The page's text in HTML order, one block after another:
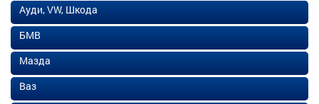
Ауди, VW, Шкода
БМВ
Мазда
Ваз